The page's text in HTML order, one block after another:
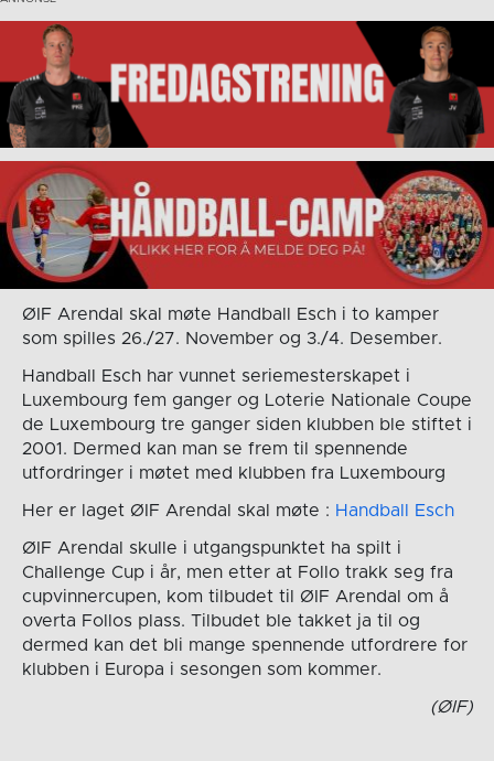
ØIF Arendal skal møte Handball Esch i to kamper
som spilles 26./27. November og 3./4. Desember.
Handball Esch har vunnet seriemesterskapet i
Luxembourg fem ganger og Loterie Nationale Coupe
de Luxembourg tre ganger siden klubben ble stiftet i
2001. Dermed kan man se frem til spennende
utfordringer i møtet med klubben fra Luxembourg
Her er laget ØIF Arendal skal møte : Handball Esch
ØIF Arendal skulle i utgangspunktet ha spilt i
Challenge Cup i år, men etter at Follo trakk seg fra
cupvinnercupen, kom tilbudet til ØIF Arendal om å
overta Follos plass. Tilbudet ble takket ja til og
dermed kan det bli mange spennende utfordrere for
klubben i Europa i sesongen som kommer.
(ØIF)